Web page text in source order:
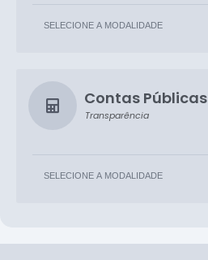
Contas Públicas
Transparência